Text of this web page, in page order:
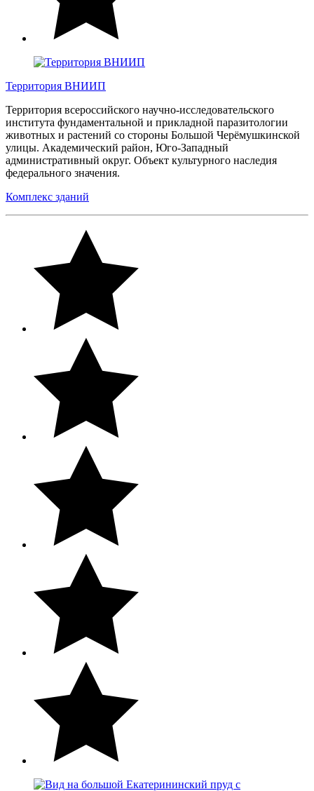
Территория ВНИИП
Территория всероссийского научно-исследовательского
института фундаментальной и прикладной паразитологии
животных и растений со стороны Большой Черёмушкинской
улицы. Академический район, Юго-Западный
административный округ. Объект культурного наследия
федерального значения.
Комплекс зданий